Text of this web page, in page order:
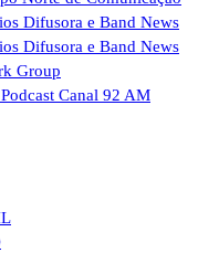
Difusora e Band News
Difusora e Band News
Group
Canal 92 AM